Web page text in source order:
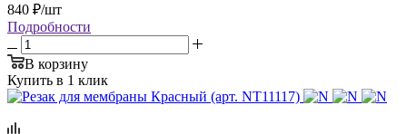
840 ₽/шт
Подробности
В корзину
Купить в 1 клик